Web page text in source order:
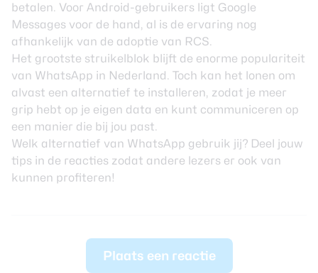
betalen. Voor Android-gebruikers ligt Google
Messages voor de hand, al is de ervaring nog
afhankelijk van de adoptie van RCS.
Het grootste struikelblok blijft de enorme populariteit
van WhatsApp in Nederland. Toch kan het lonen om
alvast een alternatief te installeren, zodat je meer
grip hebt op je eigen data en kunt communiceren op
een manier die bij jou past.
Welk alternatief van WhatsApp gebruik jij? Deel jouw
tips in de reacties zodat andere lezers er ook van
kunnen profiteren!
Plaats een reactie